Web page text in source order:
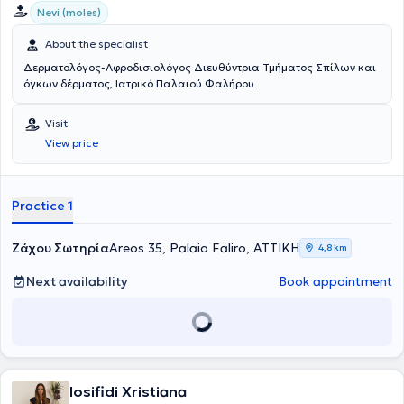
Nevi (moles)
About the specialist
Δερματολόγος-Αφροδισιολόγος Διευθύντρια Τμήματος Σπίλων και
όγκων δέρματος, Ιατρικό Παλαιού Φαλήρου.
Visit
View price
Practice 1
Ζάχου ΣωτηρίαAreos 35, Palaio Faliro, ΑΤΤΙΚΗ 4,8 km
Next availability Book appointment
Iosifidi Xristiana